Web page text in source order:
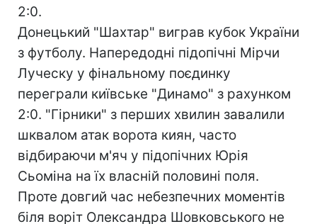
2:0.
Донецький "Шахтар" виграв кубок України
з футболу. Напередодні підопічні Мірчи
Луческу у фінальному поєдинку
переграли київське "Динамо" з рахунком
2:0. "Гірники" з перших хвилин завалили
шквалом атак ворота киян, часто
відбираючи м'яч у підопічних Юрія
Сьоміна на їх власній половині поля.
Проте довгий час небезпечних моментів
біля воріт Олександра Шовковського не